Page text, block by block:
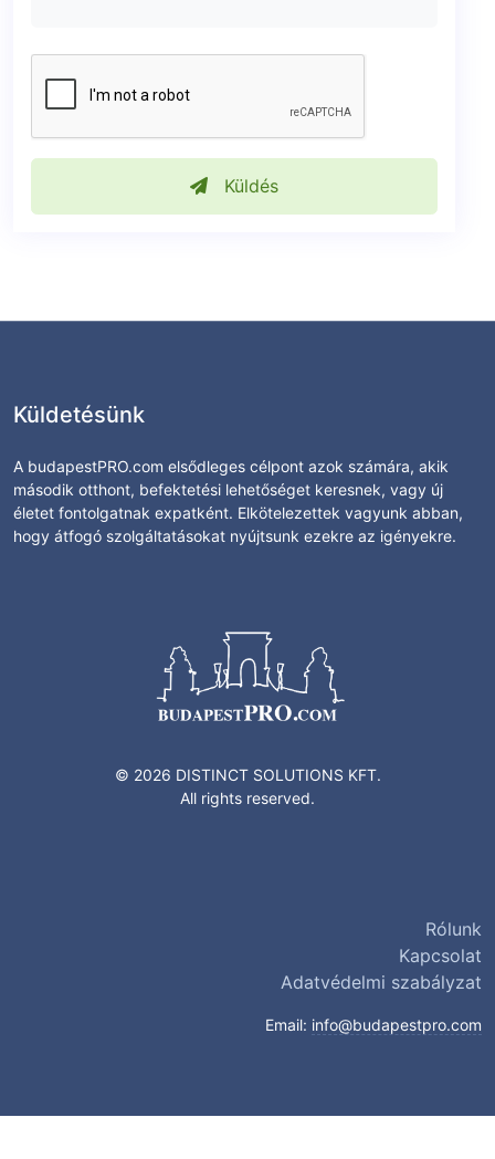
Küldés
Küldetésünk
A budapestPRO.com elsődleges célpont azok számára, akik
második otthont, befektetési lehetőséget keresnek, vagy új
életet fontolgatnak expatként. Elkötelezettek vagyunk abban,
hogy átfogó szolgáltatásokat nyújtsunk ezekre az igényekre.
© 2026 DISTINCT SOLUTIONS KFT.
All rights reserved.
Rólunk
Kapcsolat
Adatvédelmi szabályzat
Email: info@budapestpro.com